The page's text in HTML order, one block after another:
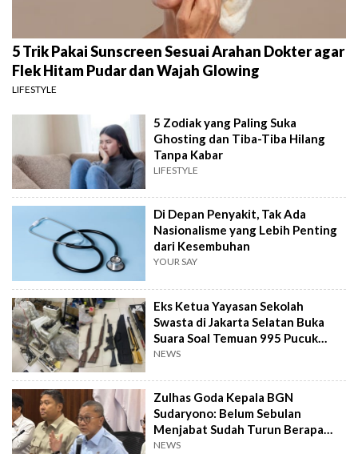
5 Trik Pakai Sunscreen Sesuai Arahan Dokter agar
Flek Hitam Pudar dan Wajah Glowing
LIFESTYLE
5 Zodiak yang Paling Suka
Ghosting dan Tiba-Tiba Hilang
Tanpa Kabar
LIFESTYLE
Di Depan Penyakit, Tak Ada
Nasionalisme yang Lebih Penting
dari Kesembuhan
YOUR SAY
Eks Ketua Yayasan Sekolah
Swasta di Jakarta Selatan Buka
Suara Soal Temuan 995 Pucuk
Senjata Api
NEWS
Zulhas Goda Kepala BGN
Sudaryono: Belum Sebulan
Menjabat Sudah Turun Berapa
Kilo?
NEWS